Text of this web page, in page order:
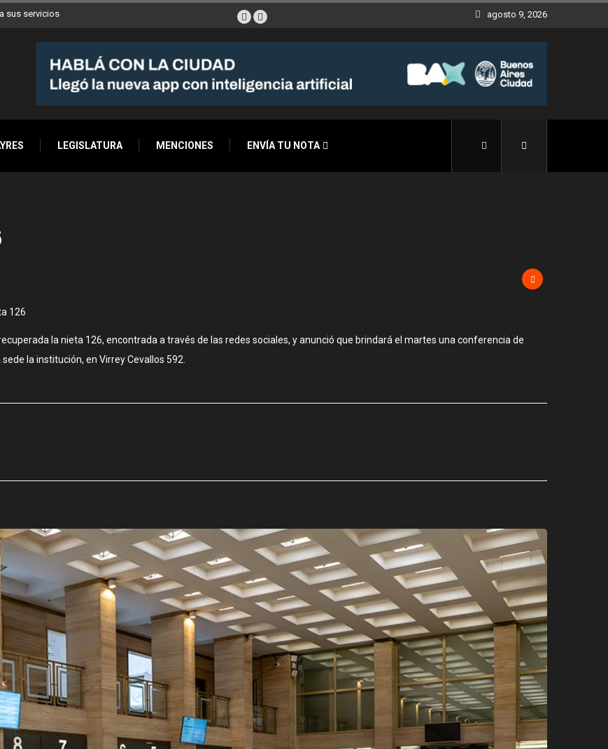
sus servicios agosto 9, 2026
LEGISLATURA MENCIONES ENVÍA TU NOTA
126
la nieta 126, encontrada a través de las redes sociales, y anunció que brindará el martes una conferencia de
la institución, en Virrey Cevallos 592.